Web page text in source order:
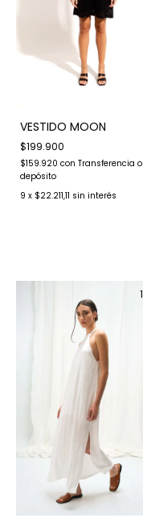
VESTIDO MOON
$199.900
$159.920 con Transferencia o
depósito
9 x $22.211,11 sin interés
1